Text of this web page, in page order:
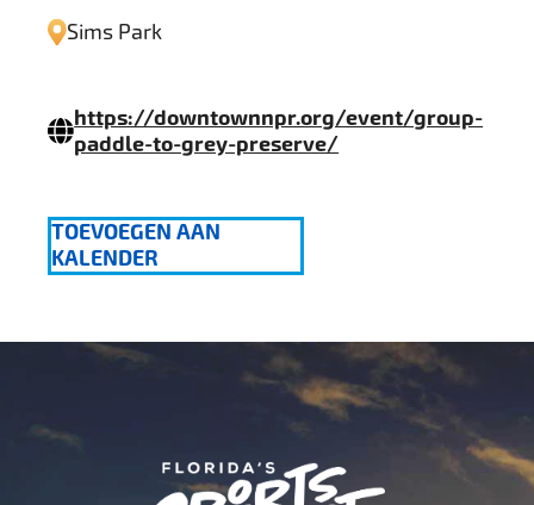
Sims Park
https://downtownnpr.org/event/group-
paddle-to-grey-preserve/
TOEVOEGEN AAN
KALENDER